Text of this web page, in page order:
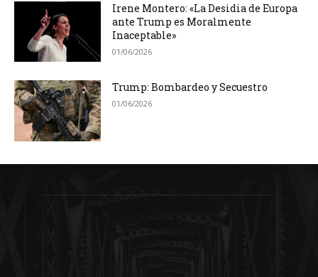
Irene Montero: «La Desidia de Europa
ante Trump es Moralmente
Inaceptable»
01/06/2026
Trump: Bombardeo y Secuestro
01/06/2026